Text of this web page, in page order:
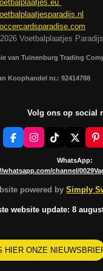
Voetbalplaatjes Paradijs
van Tuinenburg Trading
Koophandel nr.: 92414788
Volg ons op social
F
a
e
o
I
n
t
g
m
T
k
T
k
X
P
i
t
r
e
t
WhatsApp:
whatsapp.com/channel/
powered bySimply
website update: 8
HIER ONZE